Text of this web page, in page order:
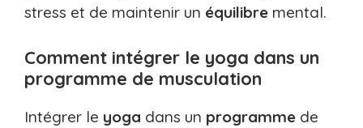
stress et de maintenir un équilibre mental.
Comment intégrer le yoga dans un
programme de musculation
Intégrer le yoga dans un programme de